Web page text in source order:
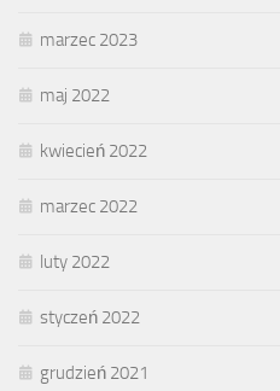
marzec 2023
maj 2022
kwiecień 2022
marzec 2022
luty 2022
styczeń 2022
grudzień 2021